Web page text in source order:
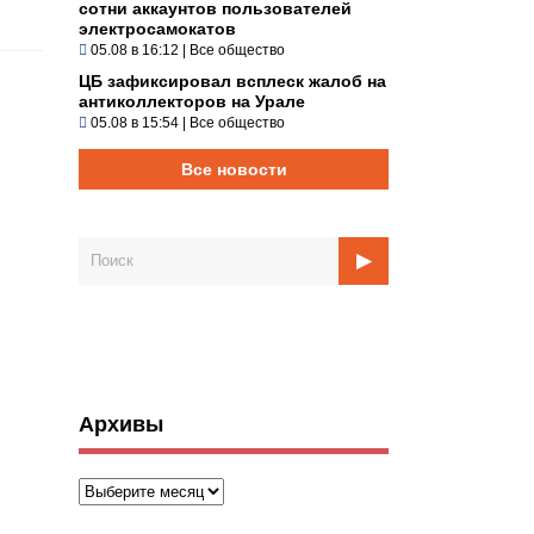
сотни аккаунтов пользователей
электросамокатов
05.08 в 16:12 | Все общество
ЦБ зафиксировал всплеск жалоб на
антиколлекторов на Урале
05.08 в 15:54 | Все общество
Все новости
Архивы
Архивы